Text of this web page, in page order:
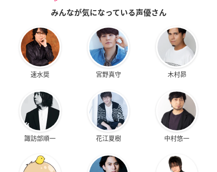
みんなが気になっている声優さん
速水奨 宮野真守 木村昴
諏訪部順一 花江夏樹 中村悠一